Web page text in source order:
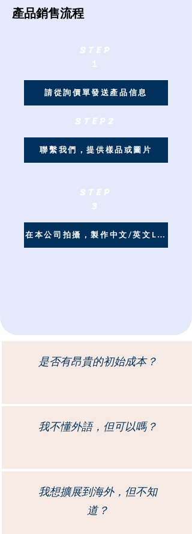
產品銷售流程
​STEP
１
請從詢價單發送產品信息
​STEP2
聯繫我們，提供樣品或圖片
STEP
3
在本公司拍攝，製作中文/英文LP，各店
是否有昂貴的初始成本？
我不懂外語，但可以嗎？
我想擴展到海外，但不知
道？